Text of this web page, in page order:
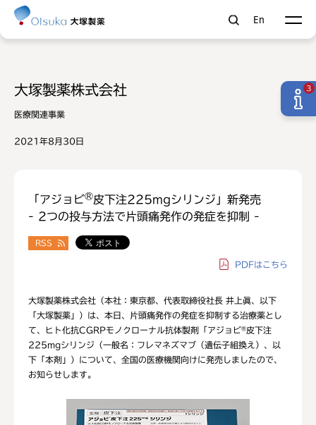
En
大塚製薬株式会社
医療関連事業
2021年8月30日
「アジョビ®皮下注225mgシリンジ」新発売
- 2つの投与方法で片頭痛発作の発症を抑制 -
RSS
PDFはこちら
大塚製薬株式会社（本社：東京都、代表取締役社長 井上眞、以下
「大塚製薬」）は、本日、片頭痛発作の発症を抑制する治療薬とし
て、ヒト化抗CGRPモノクローナル抗体製剤「アジョビ®皮下注
225mgシリンジ（一般名：フレマネズマブ（遺伝子組換え）、以
下「本剤」）について、全国の医療機関向けに発売しましたので、
お知らせします。
3